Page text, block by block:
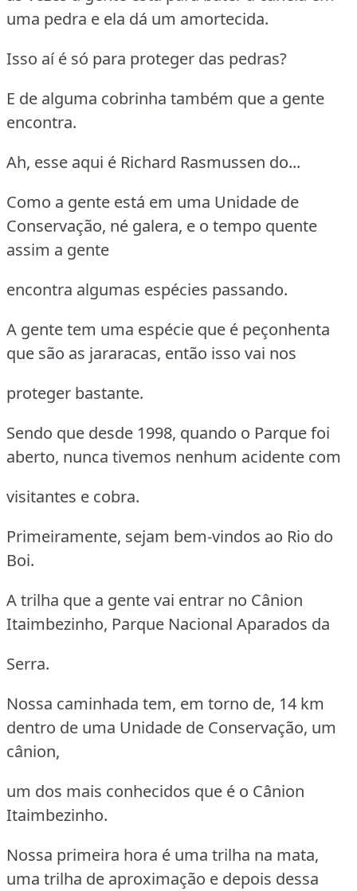
uma pedra e ela dá um amortecida.
Isso aí é só para proteger das pedras?
E de alguma cobrinha também que a gente
encontra.
Ah, esse aqui é Richard Rasmussen do...
Como a gente está em uma Unidade de
Conservação, né galera, e o tempo quente
assim a gente
encontra algumas espécies passando.
A gente tem uma espécie que é peçonhenta
que são as jararacas, então isso vai nos
proteger bastante.
Sendo que desde 1998, quando o Parque foi
aberto, nunca tivemos nenhum acidente com
visitantes e cobra.
Primeiramente, sejam bem-vindos ao Rio do
Boi.
A trilha que a gente vai entrar no Cânion
Itaimbezinho, Parque Nacional Aparados da
Serra.
Nossa caminhada tem, em torno de, 14 km
dentro de uma Unidade de Conservação, um
cânion,
um dos mais conhecidos que é o Cânion
Itaimbezinho.
Nossa primeira hora é uma trilha na mata,
uma trilha de aproximação e depois dessa